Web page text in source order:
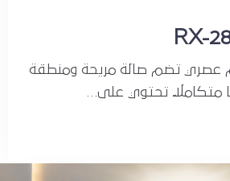
عصري تضم صالة مريحة ومنطقة
متكاملًا. تحتوي على…